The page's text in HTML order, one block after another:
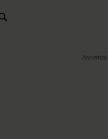
Annonce